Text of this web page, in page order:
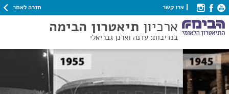
צרו קשר חזרה לאתר
ארכיון תיאטרון הבימה
בנדיבות: עדנה וארנן גבריאלי